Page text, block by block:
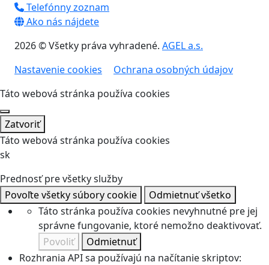
Telefónny zoznam
Ako nás nájdete
2026 © Všetky práva vyhradené. AGEL a.s.
Nastavenie cookies
Ochrana osobných údajov
Táto webová stránka používa cookies
Zatvoriť
Táto webová stránka používa cookies
sk
Prednosť pre všetky služby
Povoľte všetky súbory cookie
Odmietnuť všetko
Táto stránka používa cookies nevyhnutné pre jej
správne fungovanie, ktoré nemožno deaktivovať.
Povoliť
Odmietnuť
Rozhrania API sa používajú na načítanie skriptov: